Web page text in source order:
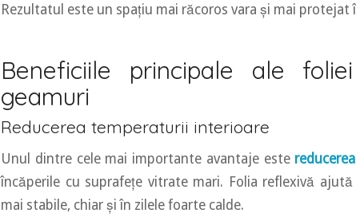
Rezultatul este un spațiu mai răcoros vara și mai protejat
Beneficiile principale ale
geamuri
Reducerea temperaturii interioare
Unul dintre cele mai importante avantaje este
încăperile cu suprafețe vitrate mari. Folia reflexivă
mai stabile, chiar și în zilele foarte calde.